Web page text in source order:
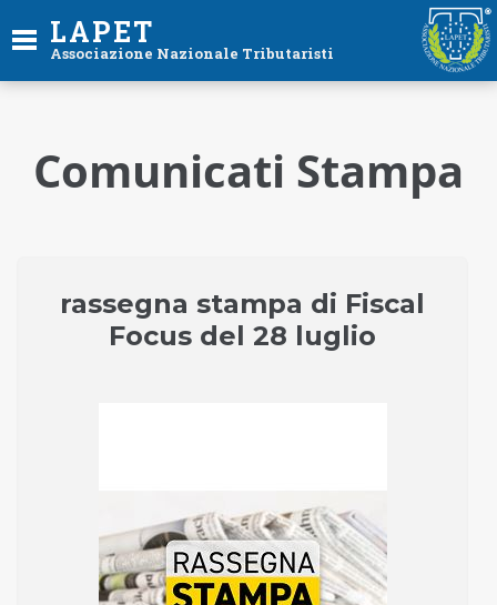
LAPET
Associazione Nazionale Tributaristi
Comunicati Stampa
rassegna stampa di Fiscal
Focus del 28 luglio